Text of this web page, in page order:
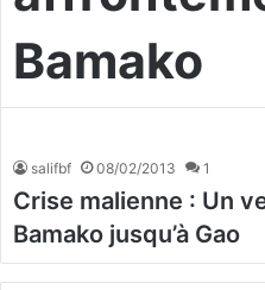
Bamako
salifbf 08/02/2013 1
Crise malienne : Un
Bamako jusqu’à Gao